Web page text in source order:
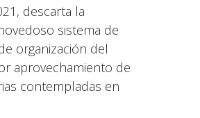
descarta la
sistema de
organización del
aprovechamiento de
contempladas en